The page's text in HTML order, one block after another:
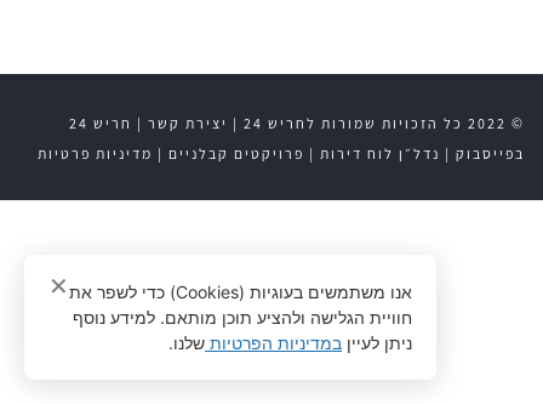
© 2022 כל הזכויות שמורות לחריש 24 | יצירת קשר |
חריש 24
בפייסבוק | נדל״ן לוח דירות | פרויקטים קבלניים | מדיניות פרטיות
אנו משתמשים בעוגיות (Cookies) כדי לשפר את
חוויית הגלישה ולהציע תוכן מותאם. למידע נוסף
ניתן לעיין במדיניות הפרטיות שלנו.
✕